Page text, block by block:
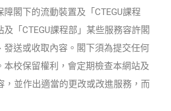
閣下的流動裝置及「CTEGU課程
「CTEGU課程部」某些服務容許閣
發送或收取內容。閣下須為提交任何
本校保留權利，會定期檢查本網站及
，並作出適當的更改或改進服務，而